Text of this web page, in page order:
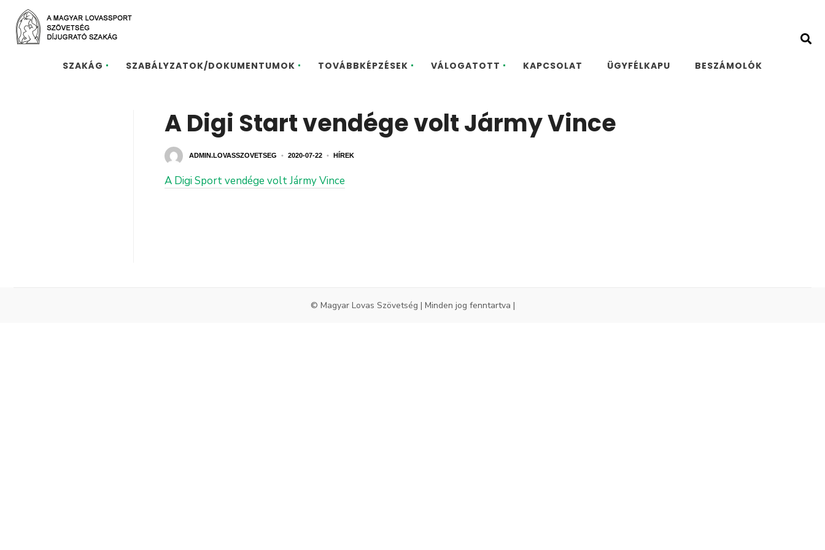
SZAKÁG SZABÁLYZATOK/DOKUMENTUMOK TOVÁBBKÉPZÉSEK VÁLOGATOTT KAPCSOLAT ÜGYFÉLKAPU BESZÁMOLÓK
A Digi Start vendége volt Jármy Vince
ADMIN.LOVASSZOVETSEG • 2020-07-22 • HÍREK
A Digi Sport vendége volt Jármy Vince
© Magyar Lovas Szövetség | Minden jog fenntartva |